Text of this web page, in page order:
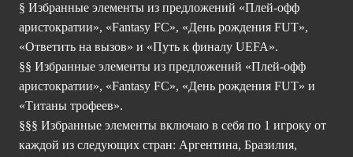
§ Избранные элементы из предложений «Плей-офф
аристократии», «Fantasy FC», «День рождения FUT»,
«Ответить на вызов» и «Путь к финалу UEFA».
§§ Избранные элементы из предложений «Плей-офф
аристократии», «Fantasy FC», «День рождения FUT» и
«Титаны трофеев».
§§§ Избранные элементы включаю в себя по 1 игроку от
каждой из следующих стран: Аргентина, Бразилия,